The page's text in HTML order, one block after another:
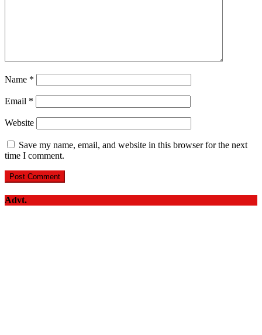
Name *
Email *
Website
Save my name, email, and website in this browser for the next
time I comment.
Advt.